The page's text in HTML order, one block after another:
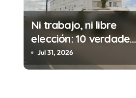
i
ó
n
Ni trabajo, ni libre
elección: 10 verdades
urgentes sobre la
abolición de la
Jul 31, 2026